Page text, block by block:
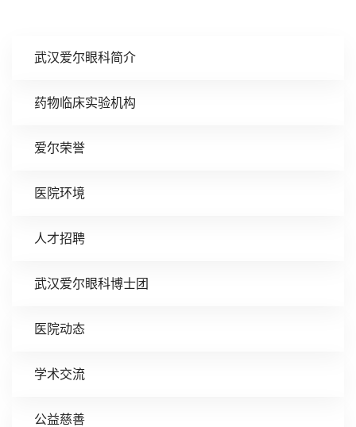
武汉爱尔眼科简介
药物临床实验机构
爱尔荣誉
医院环境
人才招聘
武汉爱尔眼科博士团
医院动态
学术交流
公益慈善